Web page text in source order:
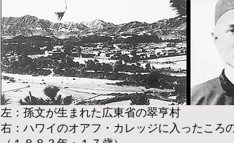
左：孫文が生まれた広東省の翠亨村
右：ハワイのオアフ・カレッジに入ったころ